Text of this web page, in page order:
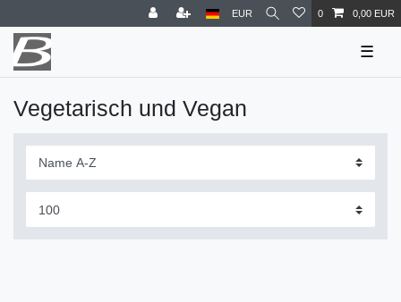
EUR 0 0,00 EUR
☰
Vegetarisch und Vegan